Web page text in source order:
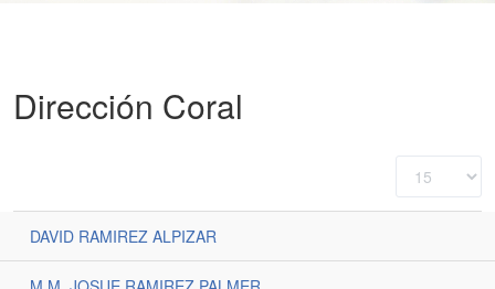
Dirección Coral
Cantidad
a
DAVID RAMIREZ ALPIZAR